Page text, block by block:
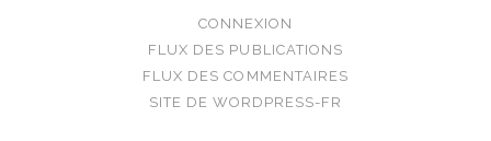
CONNEXION
FLUX DES PUBLICATIONS
FLUX DES COMMENTAIRES
SITE DE WORDPRESS-FR